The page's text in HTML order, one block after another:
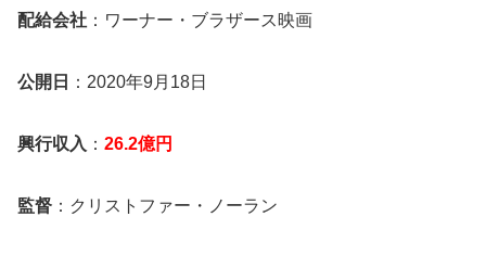
配給会社 ：ワーナー・ブラザース映画
公開日 ：2020年9月18日
興行収入 ： 26.2億円
監督 ：クリストファー・ノーラン